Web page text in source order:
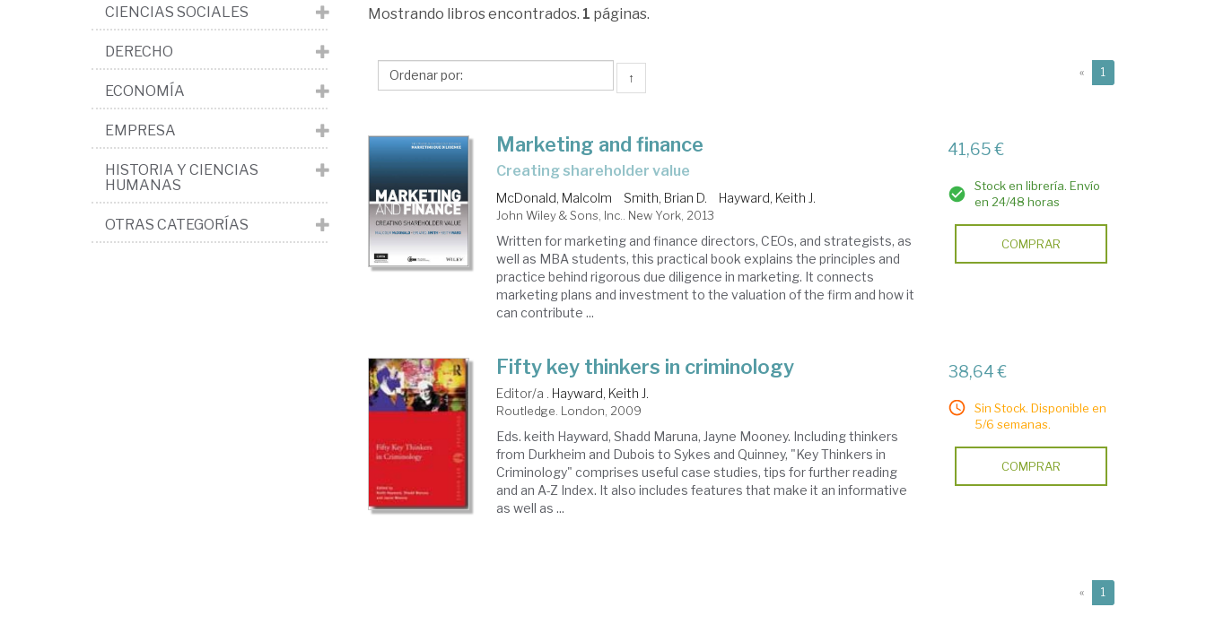
Hayward,
Mostrando libros encontrados. 1 páginas.
↑ « 1
Marketing and finance
creating shareholder value
McDonald, Malcolm Smith, Brian D. Hayward, Keith J.
John Wiley & Sons, Inc.. New York, 2013
Written for marketing and finance directors, CEOs, and strategists, as
well as MBA students, this practical book explains the principles and
practice behind rigorous due diligence in marketing. It connects
marketing plans and investment to the valuation of the firm and how it
can contribute ...
41,65 €
Stock en librería. Envío
en 24/48 horas
COMPRAR
Fifty key thinkers in criminology
Editor/a . Hayward, Keith J.
Routledge. London, 2009
Eds. keith Hayward, Shadd Maruna, Jayne Mooney. Including thinkers
from Durkheim and Dubois to Sykes and Quinney, "Key Thinkers in
Criminology" comprises useful case studies, tips for further reading
and an A-Z Index. It also includes features that make it an informative
as well as ...
38,64 €
Sin Stock. Disponible en
5/6 semanas.
COMPRAR
« 1
CIENCIAS SOCIALES
DERECHO
ECONOMÍA
EMPRESA
HISTORIA Y CIENCIAS
HUMANAS
OTRAS CATEGORÍAS